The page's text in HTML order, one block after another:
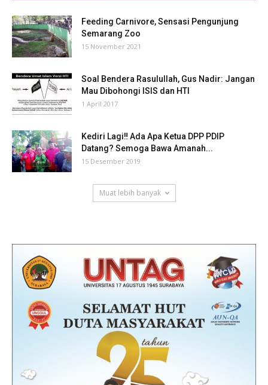
Feeding Carnivore, Sensasi Pengunjung
Semarang Zoo
15 November 2021
Soal Bendera Rasulullah, Gus Nadir: Jangan
Mau Dibohongi ISIS dan HTI
1 April 2017
Kediri Lagi‼ Ada Apa Ketua DPP PDIP
Datang? Semoga Bawa Amanah...
15 Desember 2019
Muat lebih banyak